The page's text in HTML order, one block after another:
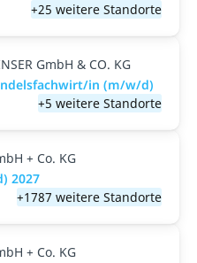
+25 weitere Standorte
GmbH & CO. KG
in (m/w/d)
+5 weitere Standorte
+ Co. KG
2027
+1787 weitere Standorte
+ Co. KG